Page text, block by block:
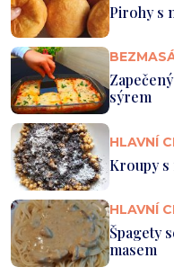
Pirohy s
sýrem
HLAVNÍ
Kroupy s
HLAVNÍ
Špagety
masem